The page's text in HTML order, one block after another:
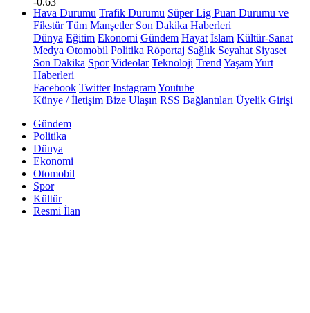
Hava Durumu Trafik Durumu Süper Lig Puan Durumu ve
Fikstür Tüm Manşetler Son Dakika Haberleri
Dünya Eğitim Ekonomi Gündem Hayat İslam Kültür-Sanat
Medya Otomobil Politika Röportaj Sağlık Seyahat Siyaset
Son Dakika Spor Videolar Teknoloji Trend YaşamYurt
Haberleri
Facebook Twitter InstagramYoutube
Künye / İletişim Bize Ulaşın RSS Bağlantıları Üyelik Girişi
Gündem
Politika
Dünya
Ekonomi
Otomobil
Spor
Kültür
Resmi İlan